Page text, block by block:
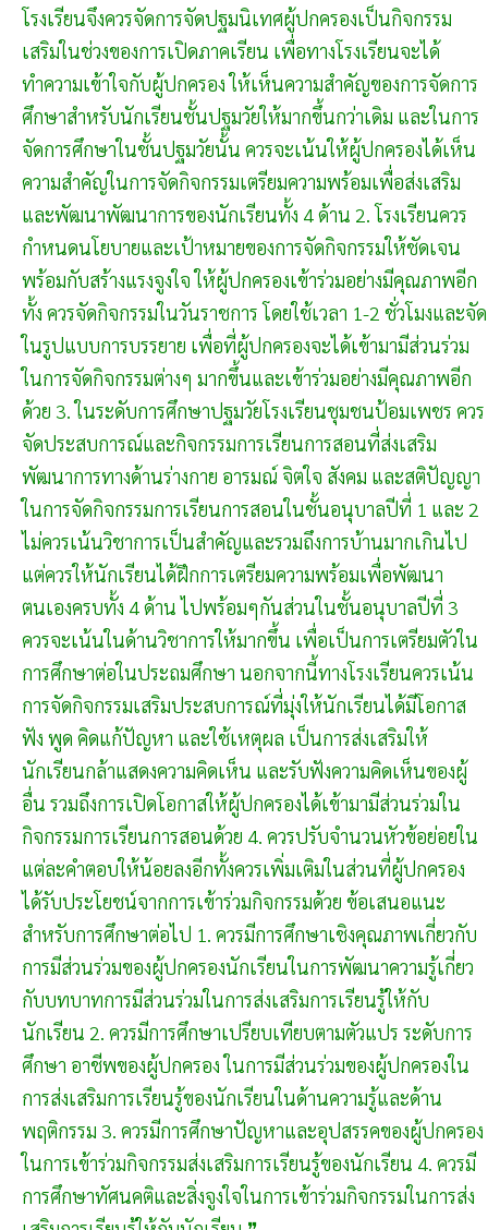
โรงเรียนจึงควรจัดการจัดปฐมนิเทศผู้ปกครองเป็นกิจกรรม
เสริมในช่วงของการเปิดภาคเรียน เพื่อทางโรงเรียนจะได้
ทำความเข้าใจกับผู้ปกครอง ให้เห็นความสำคัญของการจัดการ
ศึกษาสำหรับนักเรียนชั้นปฐมวัยให้มากขึ้นกว่าเดิม และในการ
จัดการศึกษาในชั้นปฐมวัยนั้น ควรจะเน้นให้ผู้ปกครองได้เห็น
ความสำคัญในการจัดกิจกรรมเตรียมความพร้อมเพื่อส่งเสริม
และพัฒนาพัฒนาการของนักเรียนทั้ง 4 ด้าน 2. โรงเรียนควร
กำหนดนโยบายและเป้าหมายของการจัดกิจกรรมให้ชัดเจน
พร้อมกับสร้างแรงจูงใจ ให้ผู้ปกครองเข้าร่วมอย่างมีคุณภาพอีก
ทั้ง ควรจัดกิจกรรมในวันราชการ โดยใช้เวลา 1-2 ชั่วโมงและจัด
ในรูปแบบการบรรยาย เพื่อที่ผู้ปกครองจะได้เข้ามามีส่วนร่วม
ในการจัดกิจกรรมต่างๆ มากขึ้นและเข้าร่วมอย่างมีคุณภาพอีก
ด้วย 3. ในระดับการศึกษาปฐมวัยโรงเรียนชุมชนป้อมเพชร ควร
จัดประสบการณ์และกิจกรรมการเรียนการสอนที่ส่งเสริม
พัฒนาการทางด้านร่างกาย อารมณ์ จิตใจ สังคม และสติปัญญา
ในการจัดกิจกรรมการเรียนการสอนในชั้นอนุบาลปีที่ 1 และ 2
ไม่ควรเน้นวิชาการเป็นสำคัญและรวมถึงการบ้านมากเกินไป
แต่ควรให้นักเรียนได้ฝึกการเตรียมความพร้อมเพื่อพัฒนา
ตนเองครบทั้ง 4 ด้าน ไปพร้อมๆกันส่วนในชั้นอนุบาลปีที่ 3
ควรจะเน้นในด้านวิชาการให้มากขึ้น เพื่อเป็นการเตรียมตัวใน
การศึกษาต่อในประถมศึกษา นอกจากนี้ทางโรงเรียนควรเน้น
การจัดกิจกรรมเสริมประสบการณ์ที่มุ่งให้นักเรียนได้มีโอกาส
ฟัง พูด คิดแก้ปัญหา และใช้เหตุผล เป็นการส่งเสริมให้
นักเรียนกล้าแสดงความคิดเห็น และรับฟังความคิดเห็นของผู้
อื่น รวมถึงการเปิดโอกาสให้ผู้ปกครองได้เข้ามามีส่วนร่วมใน
กิจกรรมการเรียนการสอนด้วย 4. ควรปรับจำนวนหัวข้อย่อยใน
แต่ละคำตอบให้น้อยลงอีกทั้งควรเพิ่มเติมในส่วนที่ผู้ปกครอง
ได้รับประโยชน์จากการเข้าร่วมกิจกรรมด้วย ข้อเสนอแนะ
สำหรับการศึกษาต่อไป 1. ควรมีการศึกษาเชิงคุณภาพเกี่ยวกับ
การมีส่วนร่วมของผู้ปกครองนักเรียนในการพัฒนาความรู้เกี่ยว
กับบทบาทการมีส่วนร่วมในการส่งเสริมการเรียนรู้ให้กับ
นักเรียน 2. ควรมีการศึกษาเปรียบเทียบตามตัวแปร ระดับการ
ศึกษา อาชีพของผู้ปกครอง ในการมีส่วนร่วมของผู้ปกครองใน
การส่งเสริมการเรียนรู้ของนักเรียนในด้านความรู้และด้าน
พฤติกรรม 3. ควรมีการศึกษาปัญหาและอุปสรรคของผู้ปกครอง
ในการเข้าร่วมกิจกรรมส่งเสริมการเรียนรู้ของนักเรียน 4. ควรมี
การศึกษาทัศนคติและสิ่งจูงใจในการเข้าร่วมกิจกรรมในการส่ง